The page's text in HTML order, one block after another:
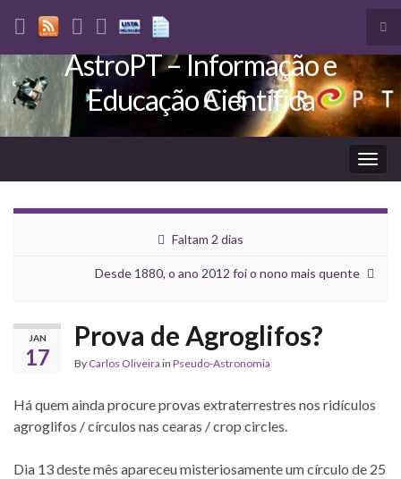
Search for:
AstroPT – Informação e
Educação Científica
Faltam 2 dias
Desde 1880, o ano 2012 foi o nono mais quente
JAN
17
Prova de Agroglifos?
By Carlos Oliveira in Pseudo-Astronomia
Há quem ainda procure provas extraterrestres nos ridículos
agroglifos / círculos nas cearas / crop circles.
Dia 13 deste mês apareceu misteriosamente um círculo de 25